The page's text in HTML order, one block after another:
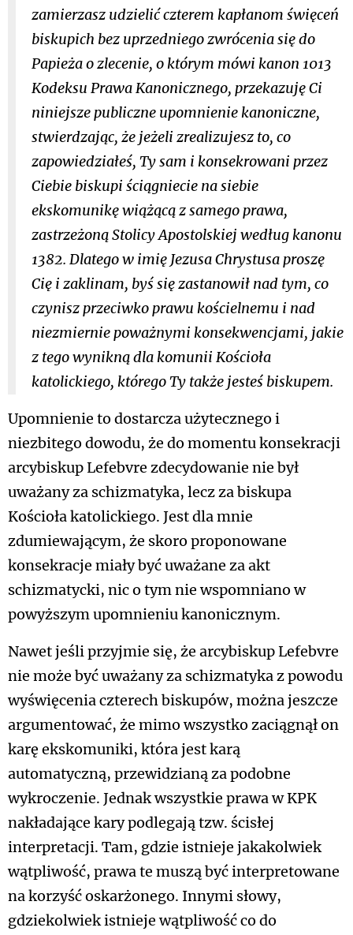
zamierzasz udzielić czterem kapłanom święceń
biskupich bez uprzedniego zwrócenia się do
Papieża o zlecenie, o którym mówi kanon 1013
Kodeksu Prawa Kanonicznego, przekazuję Ci
niniejsze publiczne upomnienie kanoniczne,
stwierdzając, że jeżeli zrealizujesz to, co
zapowiedziałeś, Ty sam i konsekrowani przez
Ciebie biskupi ściągniecie na siebie
ekskomunikę wiążącą z samego prawa,
zastrzeżoną Stolicy Apostolskiej według kanonu
1382. Dlatego w imię Jezusa Chrystusa proszę
Cię i zaklinam, byś się zastanowił nad tym, co
czynisz przeciwko prawu kościelnemu i nad
niezmiernie poważnymi konsekwencjami, jakie
z tego wynikną dla komunii Kościoła
katolickiego, którego Ty także jesteś biskupem.
Upomnienie to dostarcza użytecznego i
niezbitego dowodu, że do momentu konsekracji
arcybiskup Lefebvre zdecydowanie nie był
uważany za schizmatyka, lecz za biskupa
Kościoła katolickiego. Jest dla mnie
zdumiewającym, że skoro proponowane
konsekracje miały być uważane za akt
schizmatycki, nic o tym nie wspomniano w
powyższym upomnieniu kanonicznym.
Nawet jeśli przyjmie się, że arcybiskup Lefebvre
nie może być uważany za schizmatyka z powodu
wyświęcenia czterech biskupów, można jeszcze
argumentować, że mimo wszystko zaciągnął on
karę ekskomuniki, która jest karą
automatyczną, przewidzianą za podobne
wykroczenie. Jednak wszystkie prawa w KPK
nakładające kary podlegają tzw. ścisłej
interpretacji. Tam, gdzie istnieje jakakolwiek
wątpliwość, prawa te muszą być interpretowane
na korzyść oskarżonego. Innymi słowy,
gdziekolwiek istnieje wątpliwość co do